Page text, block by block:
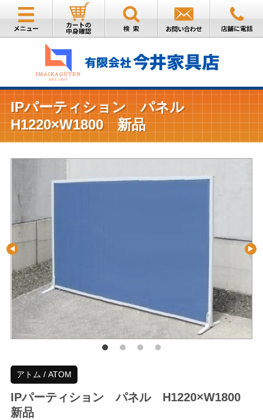
IPパーティション パネル
H1220×W1800 新品
アトム / ATOM
IPパーティション パネル H1220×W1800
新品